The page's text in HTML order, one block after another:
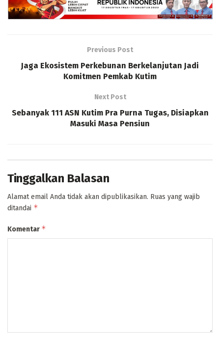
Previous Post
Jaga Ekosistem Perkebunan Berkelanjutan Jadi
Komitmen Pemkab Kutim
Next Post
Sebanyak 111 ASN Kutim Pra Purna Tugas, Disiapkan
Masuki Masa Pensiun
Tinggalkan Balasan
Alamat email Anda tidak akan dipublikasikan. Ruas yang wajib
ditandai *
Komentar *